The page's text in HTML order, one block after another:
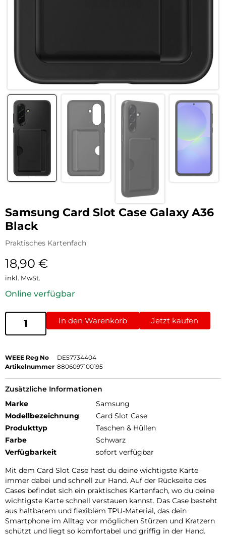
Samsung Card Slot Case Galaxy A36
Black
Praktisches Kartenfach
18,90 €
inkl. MwSt.
Online verfügbar
In den Warenkorb Jetzt kaufen
WEEE Reg No
DE57734404
Artikelnummer 8806097100195
Zusätzliche Informationen
Marke
Samsung
Modellbezeichnung
Card Slot Case
Produkttyp
Taschen & Hüllen
Farbe
Schwarz
Verfügbarkeit
sofort verfügbar
Mit dem Card Slot Case hast du deine wichtigste Karte
immer dabei und schnell zur Hand. Auf der Rückseite des
Cases befindet sich ein praktisches Kartenfach, wo du deine
wichtigste Karte schnell verstauen kannst. Das Case besteht
aus haltbarem und flexiblem TPU-Material, das dein
Smartphone im Alltag vor möglichen Stürzen und Kratzern
schützt und liegt so komfortabel und griffig in der Hand.